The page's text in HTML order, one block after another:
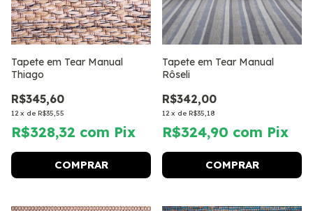
Tapete em Tear Manual
Thiago
R$345,60
12 x de R$35,55
R$328,32 com Pix
COMPRAR
Tapete em Tear Manual
Rôseli
R$342,00
12 x de R$35,18
R$324,90 com Pix
COMPRAR